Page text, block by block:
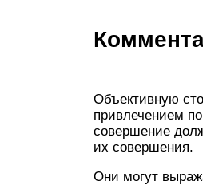
Объективную
привлечением
совершение
их совершения.
Они могут